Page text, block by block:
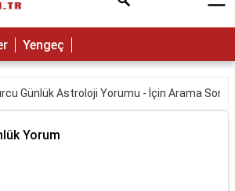
×
Yengeç
Günlük Astroloji Yorumu - İçin Arama
Yorum